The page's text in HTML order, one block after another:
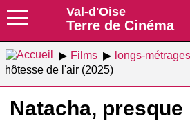
Val-d'Oise
Terre de Cinéma
Films longs-métrages
hôtesse de l'air (2025)
Natacha,